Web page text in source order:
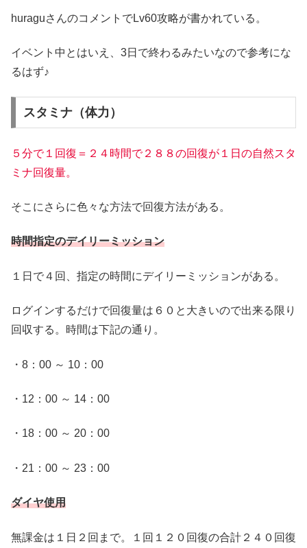
huraguさんのコメントでLv60攻略が書かれている。
イベント中とはいえ、3日で終わるみたいなので参考にな
るはず♪
スタミナ（体力）
５分で１回復＝２４時間で２８８の回復が１日の自然スタ
ミナ回復量。
そこにさらに色々な方法で回復方法がある。
時間指定のデイリーミッション
１日で４回、指定の時間にデイリーミッションがある。
ログインするだけで回復量は６０と大きいので出来る限り
回収する。時間は下記の通り。
・8：00 ～ 10：00
・12：00 ～ 14：00
・18：00 ～ 20：00
・21：00 ～ 23：00
ダイヤ使用
無課金は１日２回まで。１回１２０回復の合計２４０回復